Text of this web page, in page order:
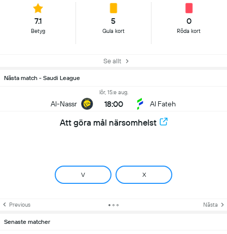
7.1
Betyg
5
Gula kort
0
Röda kort
Se allt
Nästa match - Saudi League
Al-Nassr
lör, 15:e aug.
18:00 Al Fateh
Att göra mål närsomhelst
V X
Previous Nästa
Senaste matcher